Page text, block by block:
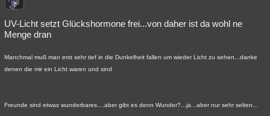
UV-Licht setzt Glückshormone frei...von daher ist da wohl ne
Menge dran
Manchmal muß man erst sehr tief in die Dunkelheit fallen um wieder Licht zu sehen...danke
denen die mir ein Licht waren und sind
Freunde sind etwas wunderbares....aber gibt es denn Wunder?...ja...aber nur sehr selten...